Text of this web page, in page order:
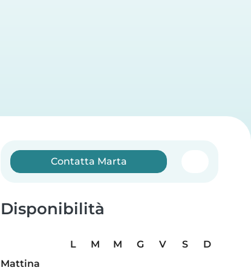
Contatta Marta
Disponibilità
L M M G V S
D
Mattina